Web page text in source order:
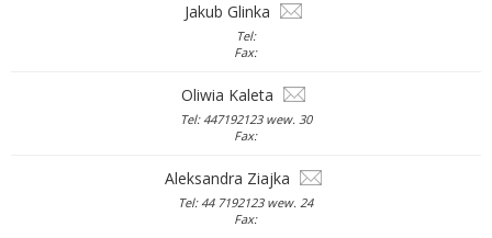
Jakub Glinka
Tel:
Fax:
Oliwia Kaleta
Tel: 447192123 wew. 30
Fax:
Aleksandra Ziajka
Tel: 44 7192123 wew. 24
Fax: